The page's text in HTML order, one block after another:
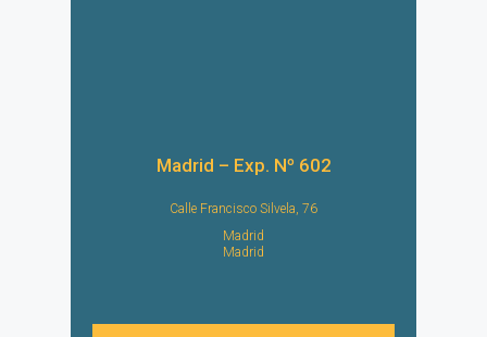
Madrid – Exp. Nº 602
Calle Francisco Silvela, 76
Madrid
Madrid